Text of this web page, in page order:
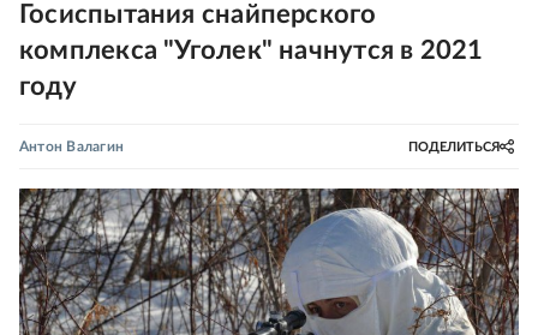
Госиспытания снайперского
комплекса "Уголек" начнутся в 2021
году
Антон Валагин ПОДЕЛИТЬСЯ